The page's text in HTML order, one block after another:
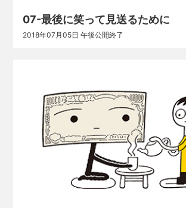
07-最後に笑って見送るために
2018年07月05日 午後公開終了